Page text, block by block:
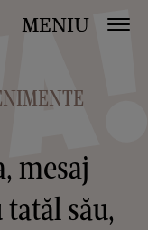
MENIU
mesaj
său,